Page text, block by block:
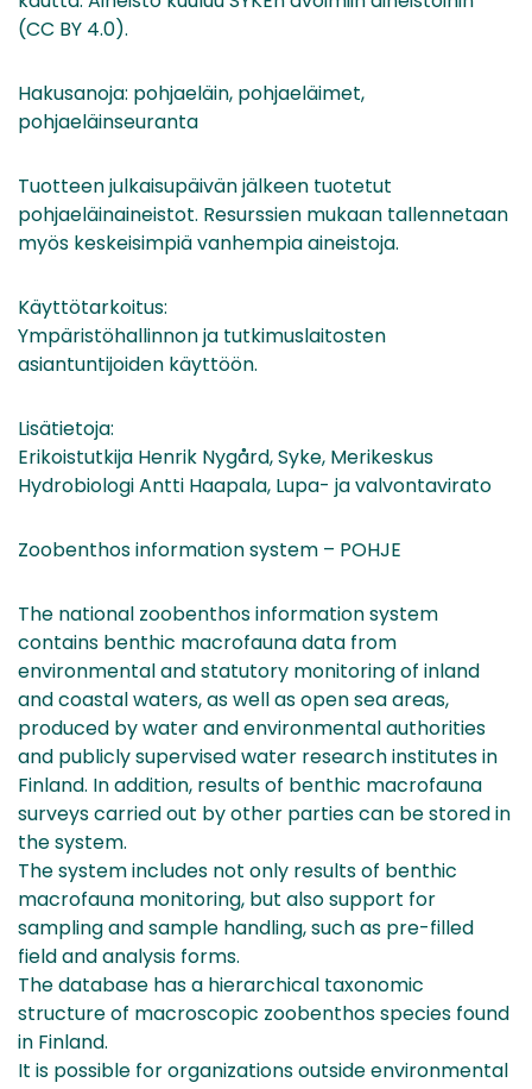
(CC BY 4.0).
Hakusanoja: pohjaeläin, pohjaeläimet,
pohjaeläinseuranta
Tuotteen julkaisupäivän jälkeen tuotetut
pohjaeläinaineistot. Resurssien mukaan tallennetaan
myös keskeisimpiä vanhempia aineistoja.
Käyttötarkoitus:
Ympäristöhallinnon ja tutkimuslaitosten
asiantuntijoiden käyttöön.
Lisätietoja:
Erikoistutkija Henrik Nygård, Syke, Merikeskus
Hydrobiologi Antti Haapala, Lupa- ja valvontavirato
Zoobenthos information system – POHJE
The national zoobenthos information system
contains benthic macrofauna data from
environmental and statutory monitoring of inland
and coastal waters, as well as open sea areas,
produced by water and environmental authorities
and publicly supervised water research institutes in
Finland. In addition, results of benthic macrofauna
surveys carried out by other parties can be stored in
the system.
The system includes not only results of benthic
macrofauna monitoring, but also support for
sampling and sample handling, such as pre-filled
field and analysis forms.
The database has a hierarchical taxonomic
structure of macroscopic zoobenthos species found
in Finland.
It is possible for organizations outside environmental